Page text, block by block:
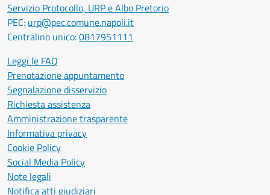
Servizio Protocollo, URP e Albo Pretorio
PEC: urp@pec.comune.napoli.it
Centralino unico:0817951111
Leggi le FAQ
Prenotazione appuntamento
Segnalazione disservizio
Richiesta assistenza
Amministrazione trasparente
Informativa privacy
Cookie Policy
Social Media Policy
Note legali
Notifica atti giudiziari